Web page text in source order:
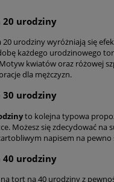
20 urodziny
20 urodziny wyróżniają się
każdego urodzinowego
kwiatów oraz różowej
dla mężczyzn.
30 urodziny
to kolejna typowa
Możesz się zdecydować
napisem na
40 urodziny
tort na 40 urodziny z